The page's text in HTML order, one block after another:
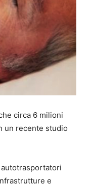
circa 6 milioni
un recente studio
autotrasportatori
e